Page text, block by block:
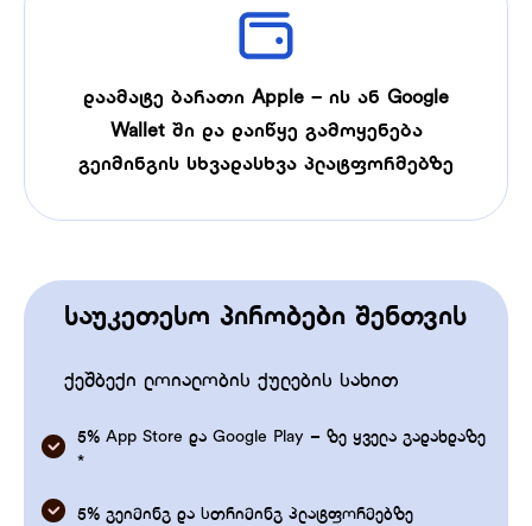
დაამატე ბარათი Apple – ის ან Google
Wallet ში და დაიწყე გამოყენება
გეიმინგის სხვადასხვა პლატფორმებზე
საუკეთესო პირობები შენთვის
ქეშბექი ლოიალობის ქულების სახით
5% App Store და Google Play – ზე ყველა გადახდაზე
*
5% გეიმინგ და სთრიმინგ პლატფორმებზე